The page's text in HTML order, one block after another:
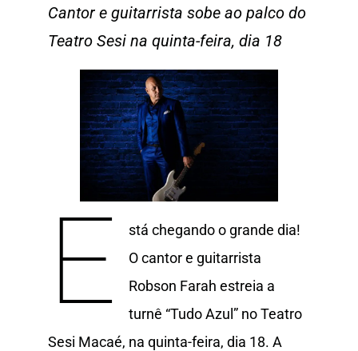
Cantor e guitarrista sobe ao palco do
Teatro Sesi na quinta-feira, dia 18
E
stá chegando o grande dia!
O cantor e guitarrista
Robson Farah estreia a
turnê “Tudo Azul” no Teatro
Sesi Macaé, na quinta-feira, dia 18. A